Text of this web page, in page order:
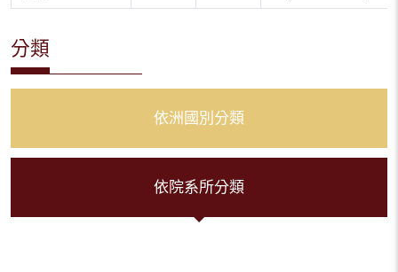
分類
依洲國別分類
依院系所分類